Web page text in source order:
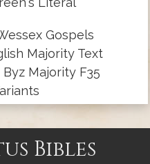
Gospels
Majority Text
Byz Majority F35
Bibles